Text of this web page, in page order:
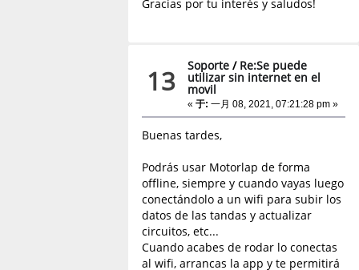
Gracias por tu interés y saludos!
13 Soporte / Re:Se puede
utilizar sin internet en el
movil
«于: 一月 08, 2021, 07:21:28 pm »
Buenas tardes,
Podrás usar Motorlap de forma
offline, siempre y cuando vayas luego
conectándolo a un wifi para subir los
datos de las tandas y actualizar
circuitos, etc...
Cuando acabes de rodar lo conectas
al wifi, arrancas la app y te permitirá